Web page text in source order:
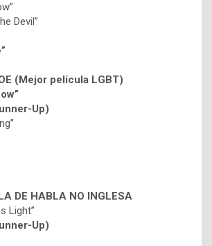
Devil”
(Mejor película LGBT)
Up)
DE HABLA NO INGLESA
Light”
Up)